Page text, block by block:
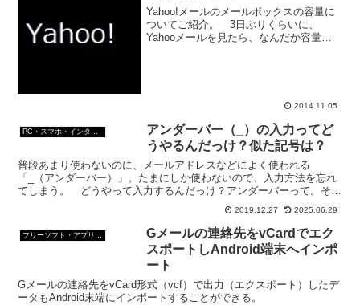
Yahoo!メールのメールボックスの容量に
ついてご紹介。 3日ぶりくらいに、
Yahooメールを見たら、なんだか容量の
2014.11.05
アンダーバー（_）の入力ってど
うやるんだっけ？似た記号は？
普段あまり使わないのに、メールアドレスなどによく使われる
「_（アンダーバー）」。たまにしか使わないので、入力方法を忘れ
てしまう。 どうやって入力するんだっけ？アンダーバーって。それ
2019.12.27 2025.06.29
フリーソフト・アプリ・Webサービス
Gメールの連絡先をvCardでエク
スポートしAndroid端末へインポ
ート
Gメールの連絡先をvCard形式（vcf）で出力（エクスポート）したデ
ータもAndroid末端にインポートすることができる。